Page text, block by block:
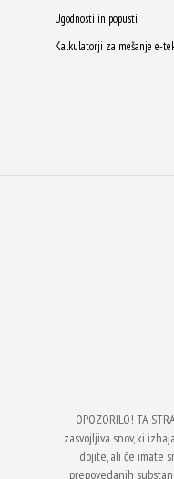
Ugodnosti in popusti
Kalkulatorji za mešanje e-
OPOZORILO! TA
zasvojljiva snov, ki
dojite, ali če imate
prepovedanih